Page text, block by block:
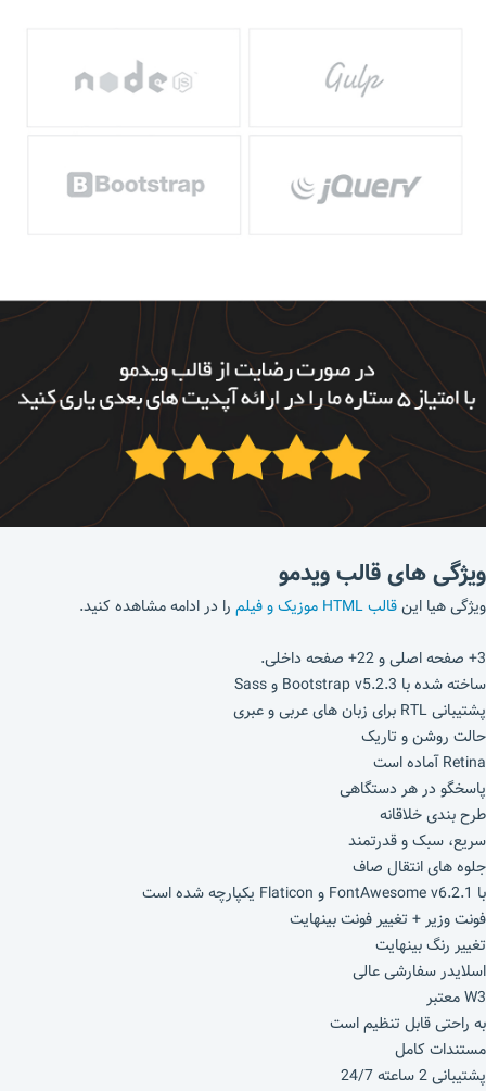
ویژگی های قالب ویدمو
ویژگی هیا اینقالب HTML موزیک و فیلم را در ادامه مشاهده کنید.
3+ صفحه اصلی و 22+ صفحه داخلی.
ساخته شده با Bootstrap v5.2.3 و Sass
پشتیبانی RTL برای زبان های عربی و عبری
حالت روشن و تاریک
Retina آماده است
پاسخگو در هر دستگاهی
طرح بندی خلاقانه
سریع، سبک و قدرتمند
جلوه های انتقال صاف
با FontAwesome v6.2.1 و Flaticon یکپارچه شده است
فونت وزیر + تغییر فونت بینهایت
تغییر رنگ بینهایت
اسلایدر سفارشی عالی
W3 معتبر
به راحتی قابل تنظیم است
مستندات کامل
پشتیبانی 2 ساعته 24/7